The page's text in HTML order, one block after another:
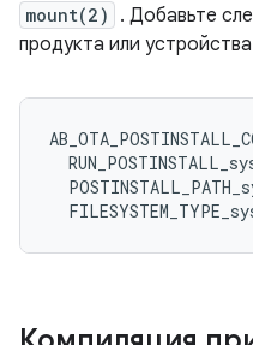
mount(2) . Добавьте
продукта или